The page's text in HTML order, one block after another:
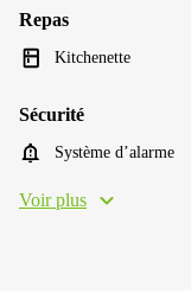
Repas
Kitchenette
Sécurité
Système d’alarme
Voir plus